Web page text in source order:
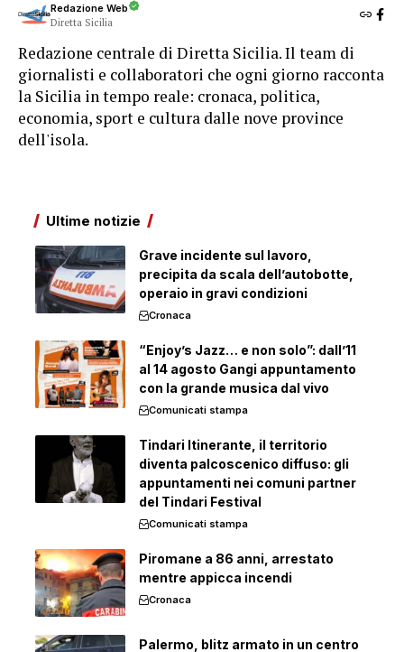
Redazione Web
Diretta Sicilia
Redazione centrale di Diretta Sicilia. Il team di
giornalisti e collaboratori che ogni giorno racconta
la Sicilia in tempo reale: cronaca, politica,
economia, sport e cultura dalle nove province
dell'isola.
Ultime notizie
Grave incidente sul lavoro,
precipita da scala dell’autobotte,
operaio in gravi condizioni
Cronaca
“Enjoy’s Jazz… e non solo”: dall’11
al 14 agosto Gangi appuntamento
con la grande musica dal vivo
Comunicati stampa
Tindari Itinerante, il territorio
diventa palcoscenico diffuso: gli
appuntamenti nei comuni partner
del Tindari Festival
Comunicati stampa
Piromane a 86 anni, arrestato
mentre appicca incendi
Cronaca
Palermo, blitz armato in un centro